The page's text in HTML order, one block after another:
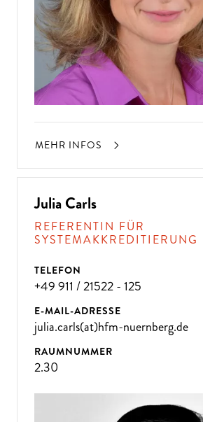
MEHR INFOS
Julia Carls
REFERENTIN FÜR
SYSTEMAKKREDITIERUNG
TELEFON
+49 911 / 21522 - 125
E-MAIL-ADRESSE
julia.carls(at)hfm-nuernberg.de
RAUMNUMMER
2.30